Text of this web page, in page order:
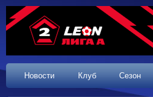
Новости Клуб Сезон